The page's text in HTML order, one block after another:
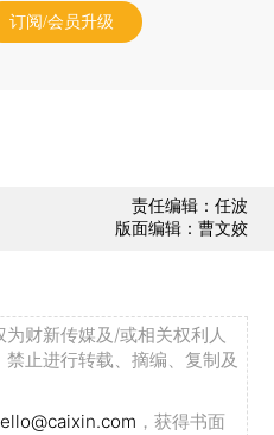
订阅/会员升级
责任编辑：任波
版面编辑：曹文姣
财新传媒及/或相关权利人
止进行转载、摘编、复制及
，获得书面